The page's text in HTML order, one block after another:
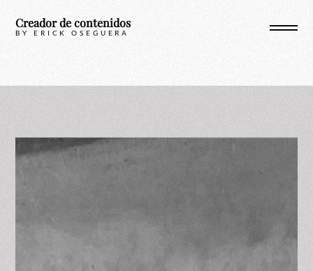
Creador de contenidos
BY ERICK OSEGUERA